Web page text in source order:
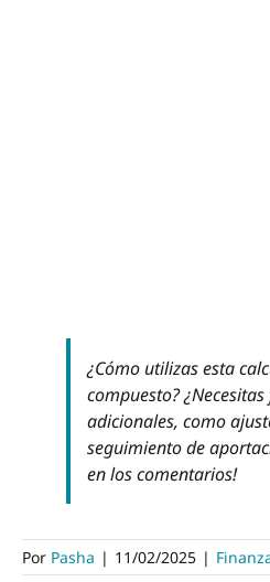
¿Cómo utilizas esta
compuesto?
adicionales, como
seguimiento de
en los comentarios!
Por Pasha | 11/02/2025 |